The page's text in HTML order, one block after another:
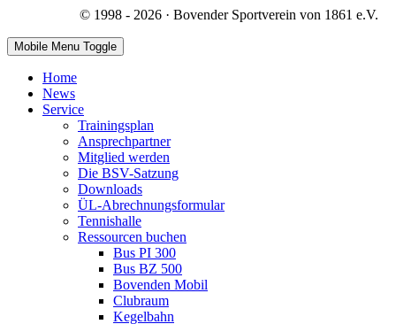
© 1998 - 2026 · Bovender Sportverein von 1861 e.V.
Mobile Menu Toggle
Home
News
Service
Trainingsplan
Ansprechpartner
Mitglied werden
Die BSV-Satzung
Downloads
ÜL-Abrechnungsformular
Tennishalle
Ressourcen buchen
Bus PI 300
Bus BZ 500
Bovenden Mobil
Clubraum
Kegelbahn